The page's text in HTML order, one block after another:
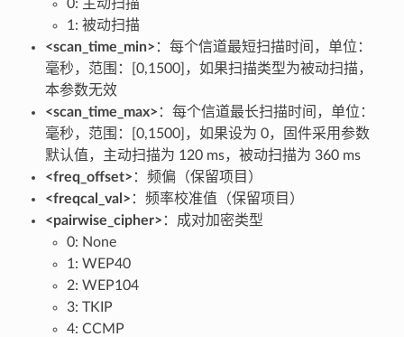
0: 主动扫描
1: 被动扫描
<scan_time_min> ：每个信道最短扫描时间，单位：
毫秒，范围：[0,1500]，如果扫描类型为被动扫描，
本参数无效
<scan_time_max> ：每个信道最长扫描时间，单位：
毫秒，范围：[0,1500]，如果设为 0，固件采用参数
默认值，主动扫描为 120 ms，被动扫描为 360 ms
<freq_offset> ：频偏（保留项目）
<freqcal_val> ：频率校准值（保留项目）
<pairwise_cipher> ：成对加密类型
0: None
1: WEP40
2: WEP104
3: TKIP
4: CCMP